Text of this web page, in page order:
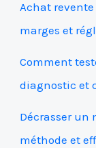
Achat
marges et
Comment
diagnostic et
Décrasser un
méthode et